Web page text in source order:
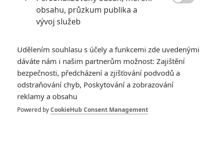
ČLÁNEK | 30.07.2026 12:31
Spider-Man: Zbrusu nový den – Podle recenzí máme čekat
1ČLÁNEK | 30.07.2026 03:42
Velké preview: Odyssea - seznamte se s maximálně nabitým
obsazením
obsahu, průzkum publika a
vývoj služeb
Udělením souhlasu s účely a funkcemi zde uvedenými
dáváte nám i našim partnerům možnost: Zajištění
bezpečnosti, předcházení a zjišťování podvodů a
odstraňování chyb, Poskytování a zobrazování
reklamy a obsahu
Powered byCookieHub Consent Management